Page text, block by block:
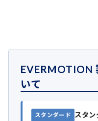
EVERMOTION
いて
スタンダード スタン